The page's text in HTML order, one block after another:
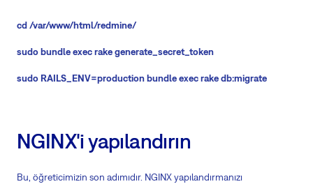
cd /var/www/html/redmine/
sudo bundle exec rake generate_secret_token
sudo RAILS_ENV=production bundle exec rake db:migrate
NGINX'i yapılandırın
Bu, öğreticimizin son adımıdır. NGINX yapılandırmanızı